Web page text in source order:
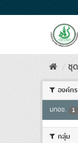
to
ชุ
องค์กร
มกอช. 1
กลุ่ม